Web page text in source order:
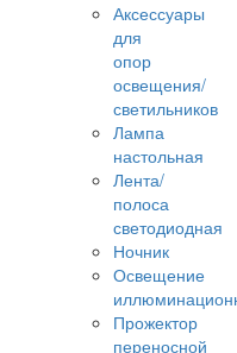
Аксессуары
для
опор
освещения/
светильников
Лампа
настольная
Лента/
полоса
светодиодная
Ночник
Освещение
Прожектор
переносной